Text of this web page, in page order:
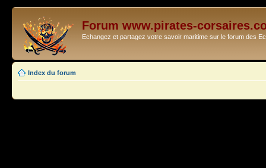
Forum www.pirates-
Echangez et partagez votre savoir maritime sur le forum des
Index du forum